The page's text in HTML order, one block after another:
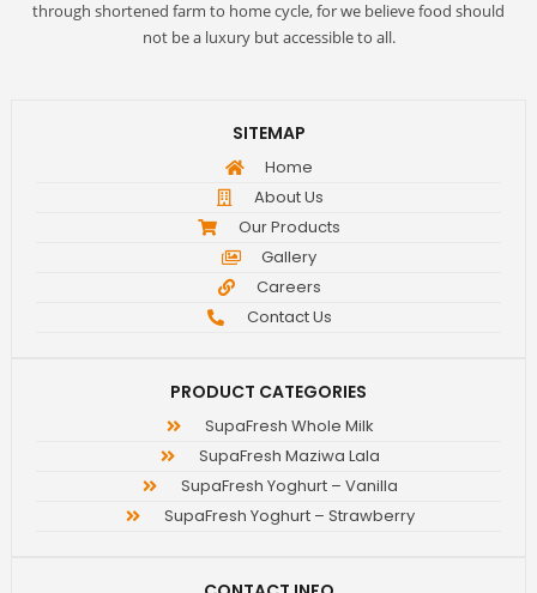
through shortened farm to home cycle, for we believe food should
not be a luxury but accessible to all.
SITEMAP
Home
About Us
Our Products
Gallery
Careers
Contact Us
PRODUCT CATEGORIES
SupaFresh Whole Milk
SupaFresh Maziwa Lala
SupaFresh Yoghurt – Vanilla
SupaFresh Yoghurt – Strawberry